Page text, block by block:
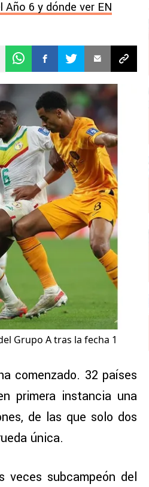
Año 6 y dónde ver EN
Grupo A tras la fecha 1
comenzado. 32 países
primera instancia una
de las que solo dos
única.
veces subcampeón del